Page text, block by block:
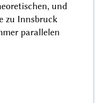
und
zu Innsbruck
parallelen